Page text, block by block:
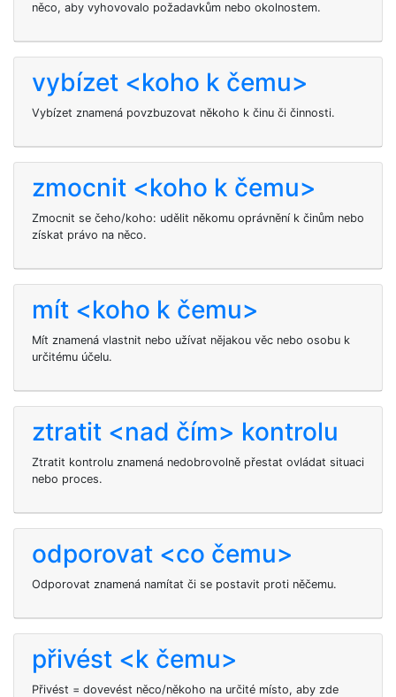
něco, aby vyhovovalo požadavkům nebo okolnostem.
vybízet <koho k čemu>
Vybízet znamená povzbuzovat někoho k činu či činnosti.
zmocnit <koho k čemu>
Zmocnit se čeho/koho: udělit někomu oprávnění k činům nebo
získat právo na něco.
mít <koho k čemu>
Mít znamená vlastnit nebo užívat nějakou věc nebo osobu k
určitému účelu.
ztratit <nad čím> kontrolu
Ztratit kontrolu znamená nedobrovolně přestat ovládat situaci
nebo proces.
odporovat <co čemu>
Odporovat znamená namítat či se postavit proti něčemu.
přivést <k čemu>
Přivést = dovevést něco/někoho na určité místo, aby zde